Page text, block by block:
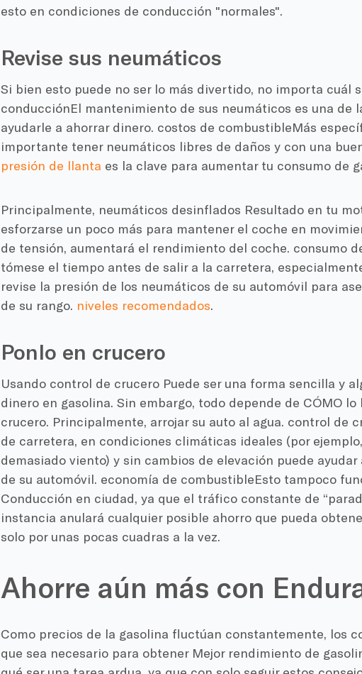
esto en condiciones de conducción "normales".
Revise sus neumáticos
Si bien esto puede no ser lo más divertido, no importa cuál
conducciónEl mantenimiento de sus neumáticos es una de
ayudarle a ahorrar dinero. costos de combustibleMás
importante tener neumáticos libres de daños y con una
presión de llanta es la clave para aumentar tu consumo de
Principalmente, neumáticos desinflados Resultado en tu
esforzarse un poco más para mantener el coche en
de tensión, aumentará el rendimiento del coche. consumo
tómese el tiempo antes de salir a la carretera,
revise la presión de los neumáticos de su automóvil para
de su rango. niveles recomendados.
Ponlo en crucero
Usando control de cruceroPuede ser una forma sencilla y
dinero en gasolina. Sin embargo, todo depende de CÓMO lo
crucero. Principalmente, arrojar su auto al agua. control de
de carretera, en condiciones climáticas ideales (por
demasiado viento) y sin cambios de elevación puede
de su automóvil. economía de combustibleEsto tampoco
Conducción en ciudad, ya que el tráfico constante de
instancia anulará cualquier posible ahorro que pueda
solo por unas pocas cuadras a la vez.
Ahorre aún más con
Como precios de la gasolina fluctúan constantemente, los
que sea necesario para obtener Mejor rendimiento de